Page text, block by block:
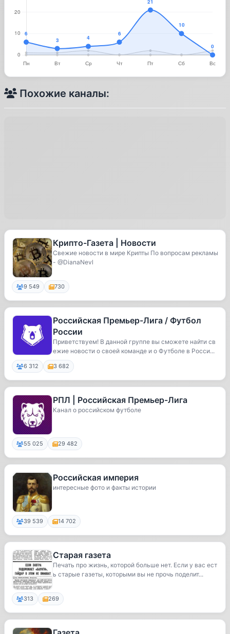
Похожие каналы:
Крипто-Газета | Новости
Свежие новости в мире Крипты По вопросам рекламы
- @DianaNevl
9 549 730
Российская Премьер-Лига / Футбол
России
Приветствуем! В данной группе вы сможете найти св
ежие новости о своей команде и о Футболе в Росси...
6 312 3 682
РПЛ | Российская Премьер-Лига
Канал о российском футболе
55 025 29 482
Российская империя
интересные фото и факты истории
39 539 14 702
Старая газета
Печать про жизнь, которой больше нет. Если у вас ест
ь старые газеты, которыми вы не прочь поделит...
313 269